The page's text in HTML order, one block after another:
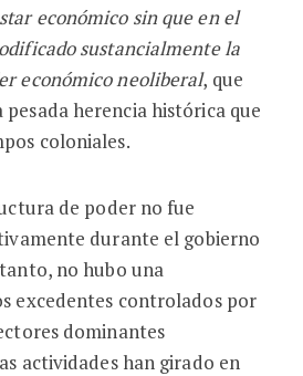
económico sin que en el
sustancialmente la
económico neoliberal, que
herencia histórica que
coloniales.
de poder no fue
durante el gobierno
no hubo una
excedentes controlados por
dominantes
actividades han girado en